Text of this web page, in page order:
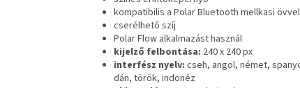
kompatibilis a Polar Bluetooth mellkasi övvel
cserélhető szíj
Polar Flow alkalmazást használ
kijelző felbontása: 240 x 240 px
interfész nyelv: cseh, angol, német,
dán, török, indonéz